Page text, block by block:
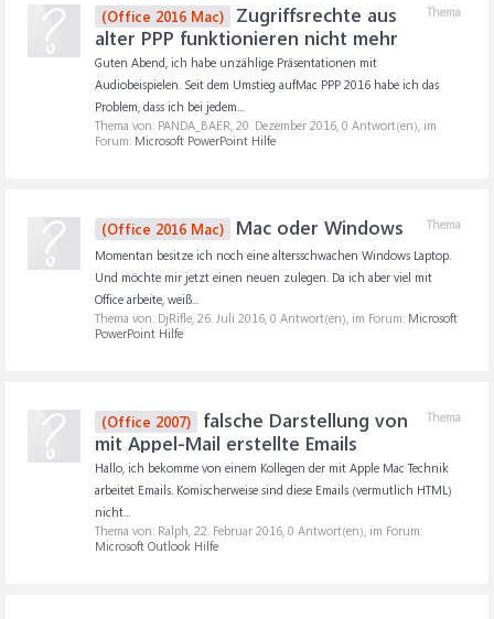
Thema
(Office 2016 Mac)
Zugriffsrechte aus
alter PPP funktionieren nicht mehr
Guten Abend, ich habe unzählige Präsentationen mit
Audiobeispielen. Seit dem Umstieg aufMac PPP 2016 habe ich das
Problem, dass ich bei jedem...
Thema von: PANDA_BAER, 20. Dezember 2016, 0 Antwort(en), im
Forum: Microsoft PowerPoint Hilfe
Thema
(Office 2016 Mac) Mac oder Windows
Momentan besitze ich noch eine altersschwachen Windows Laptop.
Und möchte mir jetzt einen neuen zulegen. Da ich aber viel mit
Office arbeite, weiß...
Thema von: DjRifle, 26. Juli 2016, 0 Antwort(en), im Forum: Microsoft
PowerPoint Hilfe
Thema
(Office 2007)
falsche Darstellung von
mit Appel-Mail erstellte Emails
Hallo, ich bekomme von einem Kollegen der mit Apple Mac Technik
arbeitet Emails. Komischerweise sind diese Emails (vermutlich HTML)
nicht...
Thema von: Ralph, 22. Februar 2016, 0 Antwort(en), im Forum:
Microsoft Outlook Hilfe